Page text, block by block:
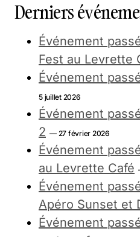
Derniers
Événement
Fest au Levrette
Événement
5 juillet 2026
Événement
2 — 27 février 2026
Événement
au Levrette Café
Événement
Apéro Sunset et
Événement